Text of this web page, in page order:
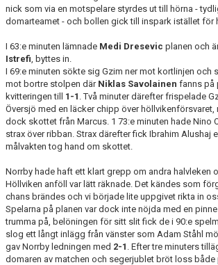
nick som via en motspelare styrdes ut till hörna -
domarteamet - och bollen gick till inspark istället för
I 63:e minuten lämnade Medi Dresevic planen och
Istrefi, byttes in.
I 69:e minuten sökte sig Gzim ner mot kortlinjen och
mot bortre stolpen där Niklas Savolainen fanns på
kvitteringen till 1-1 . Två minuter därefter frispelade
Översjö med en läcker chipp över höllvikenförsvaret,
dock skottet från Marcus. 1 73:e minuten hade Nino
strax över ribban. Strax därefter fick Ibrahim Alushaj
målvakten tog hand om skottet.
Norrby hade haft ett klart grepp om andra halvleken
Höllviken anföll var lätt räknade. Det kändes som
chans brändes och vi började lite uppgivet rikta in
Spelarna på planen var dock inte nöjda med en
trumma på, belöningen för sitt slit fick de i 90:e
slog ett långt inlägg från vänster som Adam Ståhl
gav Norrby ledningen med 2-1 . Efter tre minuters
domaren av matchen och segerjublet bröt loss både